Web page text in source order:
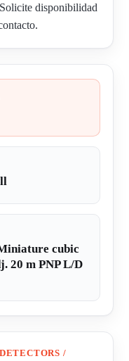
disponibilidad
cubic
20 m PNP L/D
/